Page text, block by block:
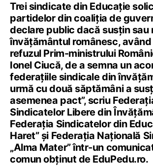
Trei sindicate din Educație
partidelor din coaliția de
declare public dacă susțin sau
învățământul românesc,
refuzul Prim-ministrului
Ionel Ciucă, de a semna un
federațiile sindicale din
urmă cu două săptămâni a
asemenea pact”, scriu
Sindicatelor Libere din
Federația Sindicatelor din
Haret” și Federația Națională
„Alma Mater” într-un
comun obținut de EduPedu.ro.